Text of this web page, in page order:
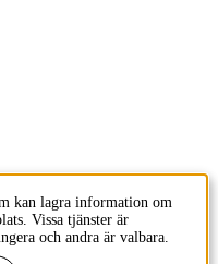
kan lagra information om
Vissa tjänster är
och andra är valbara.